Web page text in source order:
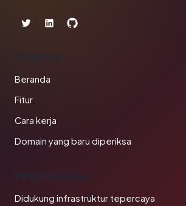
PRODUK
Beranda
Fitur
Cara kerja
Domain yang baru diperiksa
PERUSAHAAN
Didukung infrastruktur tepercaya